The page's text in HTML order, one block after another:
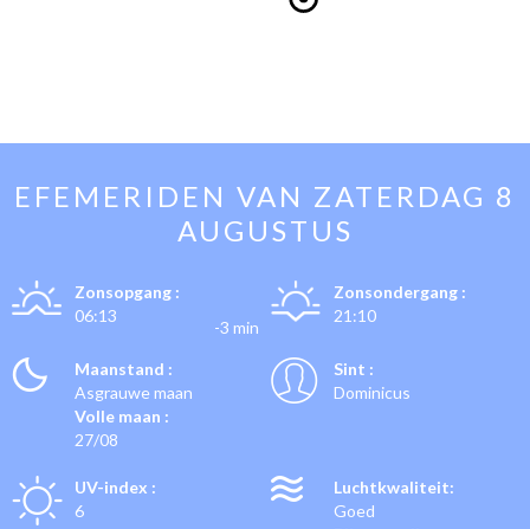
EFEMERIDEN VAN ZATERDAG 8
AUGUSTUS
Zonsopgang :
06:13
-3 min
Zonsondergang :
21:10
Maanstand :
Asgrauwe maan
Volle maan :
27/08
Sint :
Dominicus
UV-index :
6
Luchtkwaliteit:
Goed